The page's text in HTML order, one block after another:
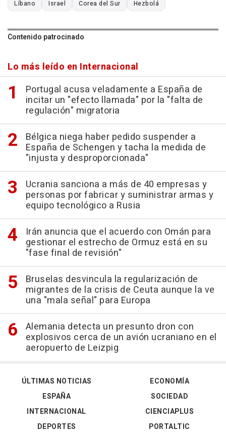
Líbano Israel Corea del Sur Hezbolá
Contenido patrocinado
Lo más leído en Internacional
Portugal acusa veladamente a España de
incitar un "efecto llamada" por la "falta de
regulación" migratoria
Bélgica niega haber pedido suspender a
España de Schengen y tacha la medida de
"injusta y desproporcionada"
Ucrania sanciona a más de 40 empresas y
personas por fabricar y suministrar armas y
equipo tecnológico a Rusia
Irán anuncia que el acuerdo con Omán para
gestionar el estrecho de Ormuz está en su
"fase final de revisión"
Bruselas desvincula la regularización de
migrantes de la crisis de Ceuta aunque la ve
una "mala señal" para Europa
Alemania detecta un presunto dron con
explosivos cerca de un avión ucraniano en el
aeropuerto de Leizpig
ÚLTIMAS NOTICIAS
ESPAÑA
INTERNACIONAL
DEPORTES
ECONOMÍA
SOCIEDAD
CIENCIAPLUS
PORTALTIC